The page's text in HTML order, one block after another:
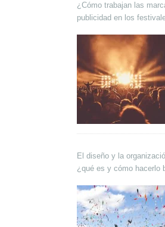
¿Cómo trabajan las
publicidad en los
El diseño y la
¿qué es y cómo hacerlo